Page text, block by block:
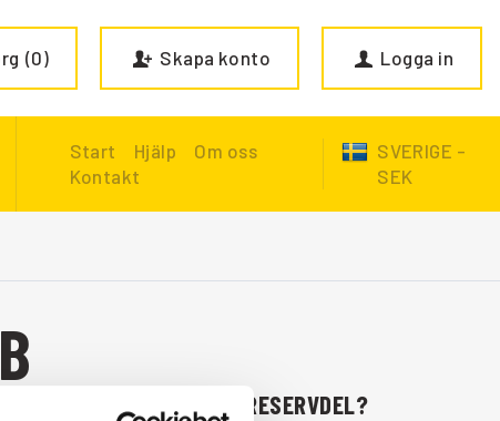
0 Skapa konto Logga in
Start Hjälp
Om oss
Kontakt
SVERIGE -
SEK
SAKNAR DU NÅGON RESERVDEL?